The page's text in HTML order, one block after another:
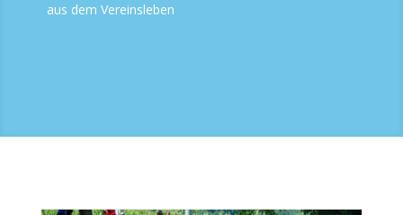
aus dem Vereinsleben